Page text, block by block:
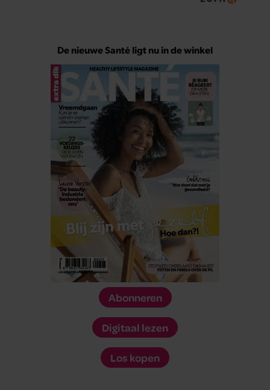
De nieuwe Santé ligt nu in de winkel
Abonneren
Digitaal lezen
Los kopen